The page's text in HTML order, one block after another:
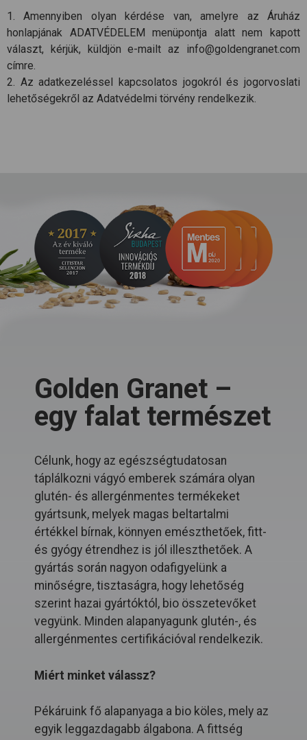
1. Amennyiben olyan kérdése van, amelyre az Áruház
honlapjának ADATVÉDELEM menüpontja alatt nem kapott
választ, kérjük, küldjön e-mailt az info@goldengranet.com
címre.
2. Az adatkezeléssel kapcsolatos jogokról és jogorvoslati
lehetőségekről az Adatvédelmi törvény rendelkezik.
Golden Granet –
egy falat természet
Célunk, hogy az egészségtudatosan
táplálkozni vágyó emberek számára olyan
glutén- és allergénmentes termékeket
gyártsunk, melyek magas beltartalmi
értékkel bírnak, könnyen emészthetőek, fitt-
és gyógy étrendhez is jól illeszthetőek. A
gyártás során nagyon odafigyelünk a
minőségre, tisztaságra, hogy lehetőség
szerint hazai gyártóktól, bio összetevőket
vegyünk. Minden alapanyagunk glutén-, és
allergénmentes certifikációval rendelkezik.
Miért minket válassz?
Pékáruink fő alapanyaga a bio köles, mely az
egyik leggazdagabb álgabona. A fittség